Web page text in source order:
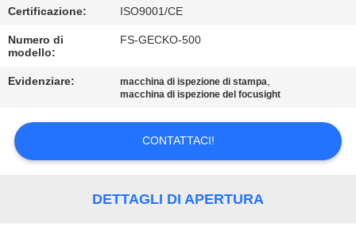
CONTATTICI
NOTIZIE
UNA
CITAZIONE
Certificazione: ISO9001/CE
Numero di
modello:
FS-GECKO-500
Evidenziare: macchina di ispezione di stampa,
macchina di ispezione del focusight
CONTATTACI!
DETTAGLI DI APERTURA